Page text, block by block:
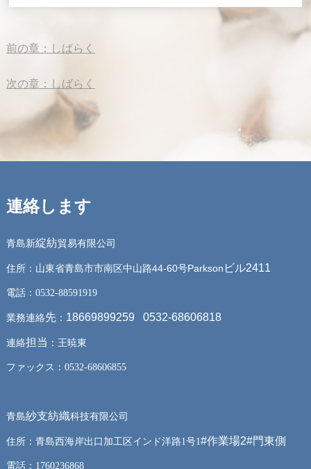
前の章： しばらく
次の章： しばらく
連絡します
青島新綻紡貿易有限公司
住所：山東省青島市市南区中山路44-60号Parkson ビル2411
電話：0532-88591919
業務連絡先： 18669899259 0532-68606818
連絡担当 ：王暁東
ファックス：0532-68606855
青島紗支紡織科技有限公司
住所：青島西海岸出口加工区インド洋路1号1#作業場2#門東側
電話：1760236868